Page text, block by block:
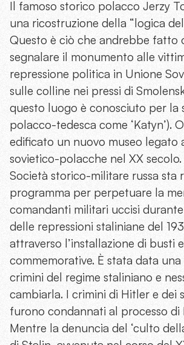
Il famoso storico polacco Jerzy
una ricostruzione della “logica
Questo è ciò che andrebbe fatto
segnalare il monumento alle
repressione politica in Unione
sulle colline nei pressi di
questo luogo è conosciuto per la
polacco-tedesca come ‘Katyn’).
edificato un nuovo museo legato
sovietico-polacche nel XX
Società storico-militare russa sta
programma per perpetuare la
comandanti militari uccisi
delle repressioni staliniane del
attraverso l’installazione di busti
commemorative. È stata data
crimini del regime staliniano e
cambiarla. I crimini di Hitler e dei
furono condannati al processo di
Mentre la denuncia del ‘culto